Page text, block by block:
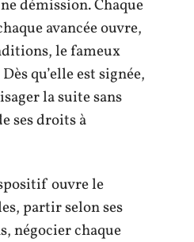
démission. Chaque
avancée ouvre,
le fameux
qu’elle est signée,
la suite sans
ses droits à
ouvre le
partir selon ses
négocier chaque